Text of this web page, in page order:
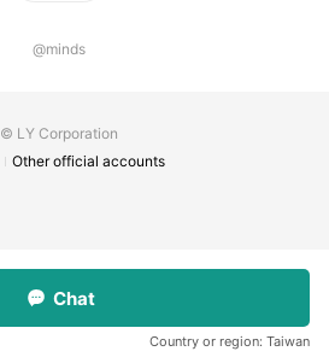
@minds
© LY Corporation
Other official accounts
Chat
Country or region: Taiwan